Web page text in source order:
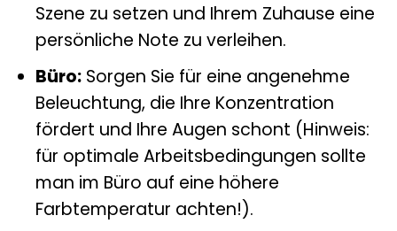
Szene zu setzen und Ihrem Zuhause eine
persönliche Note zu verleihen.
Büro:Sorgen Sie für eine angenehme
Beleuchtung, die Ihre Konzentration
fördert und Ihre Augen schont (Hinweis:
für optimale Arbeitsbedingungen sollte
man im Büro auf eine höhere
Farbtemperatur achten!).